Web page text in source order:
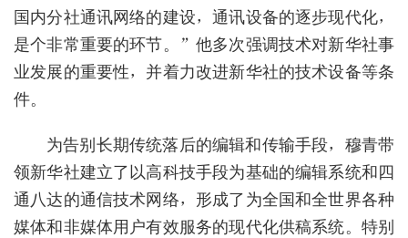
国内分社通讯网络的建设，通讯设备的逐步现代化，
是个非常重要的环节。”他多次强调技术对新华社事
业发展的重要性，并着力改进新华社的技术设备等条
件。
为告别长期传统落后的编辑和传输手段，穆青带
领新华社建立了以高科技手段为基础的编辑系统和四
通八达的通信技术网络，形成了为全国和全世界各种
媒体和非媒体用户有效服务的现代化供稿系统。特别